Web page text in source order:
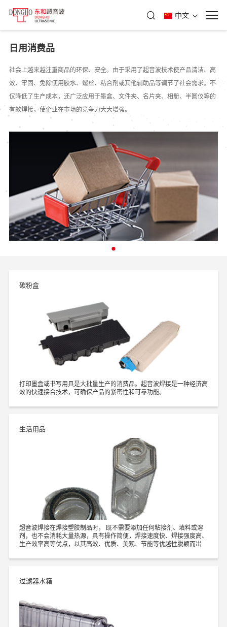
中文
日用消费品
社会上越来越注重商品的环保、安全。由于采用了超音波技术使产品清洁、高
效、牢固、免除使用胶水、螺丝、粘合剂或其他辅助品等调节了社会需求。不
仅降低了生产成本，还广泛应用于墨盒、文件夹、名片夹、相册、半圆仪等的
有效焊接，使企业在市场的竞争力大大增强。
碳粉盒
打印墨盒或书写用具是大批量生产的消费品。超音波焊接是一种经济高
效的快速接合技术，可确保产品的紧密性和可靠功能。
生活用品
超音波焊接在焊接塑胶制品时， 既不需要添加任何粘接剂、填料或溶
剂，也不会消耗大量热源，具有操作简便，焊接速度快、焊接强度高、
生产效率高等优点，以其高效、优质、美观、节能等优越性脱颖而岀
过滤器水箱